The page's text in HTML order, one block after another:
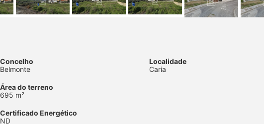
Concelho
Belmonte
Localidade
Caria
Área do terreno
695 m²
Certificado Energético
ND